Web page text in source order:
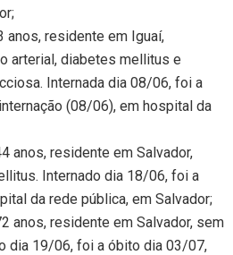
anos, residente em Iguaí,
arterial, diabetes mellitus e
Internada dia 08/06, foi a
(08/06), em hospital da
anos, residente em Salvador,
Internado dia 18/06, foi a
da rede pública, em Salvador;
anos, residente em Salvador, sem
dia 19/06, foi a óbito dia 03/07,